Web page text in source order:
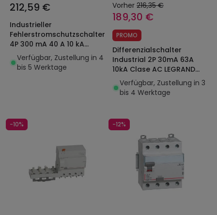
212,59 €
Industrieller
Fehlerstromschutzschalter
4P 300 mA 40 A 10 kA
Klasse A LEGRAND DX³
411685
Verfügbar, Zustellung in 4
bis 5 Werktage
Vorher 216,35 €
189,30 €
PROMO
Differenzialschalter
Industrial 2P 30mA 63A
10kA Clase AC LEGRAND
DX³ 411506
Verfügbar, Zustellung in 3
bis 4 Werktage
-10% -12%